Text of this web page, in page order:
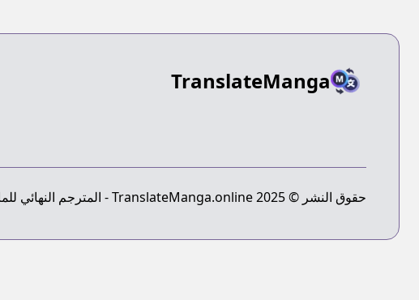
TranslateManga
حقوق النشر © 2025 TranslateManga.online - المترجم النهائي للمانجا - جميع الحقوق محفوظة.